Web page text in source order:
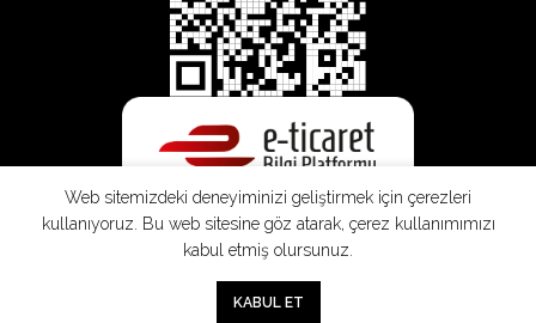
Web sitemizdeki deneyiminizi geliştirmek için çerezleri
kullanıyoruz. Bu web sitesine göz atarak, çerez kullanımımızı
kabul etmiş olursunuz.
KABUL ET